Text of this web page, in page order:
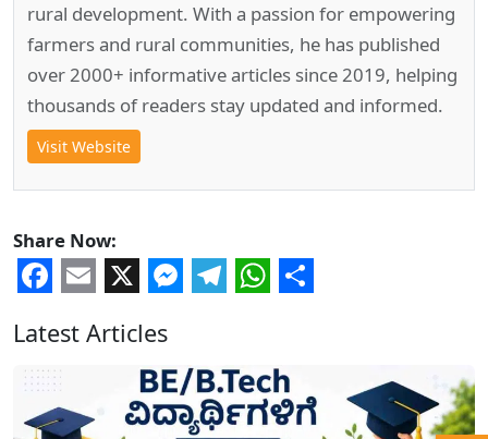
rural development. With a passion for empowering
farmers and rural communities, he has published
over 2000+ informative articles since 2019, helping
thousands of readers stay updated and informed.
Visit Website
Share Now:
Facebook
Email
X Messenger
Telegram
WhatsApp
Share
Latest Articles